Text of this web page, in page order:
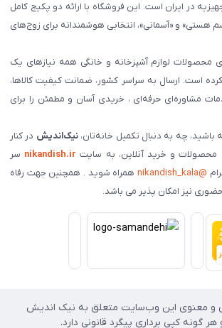
در ایران است. این فروشگاه با ارائه دو پکیج کامل
هستی» و «آسمانی»، انتخابی هوشمندانه برای زوج‌های
محصولات لوازم آشپزخانه و خانگی همه نیازهای یک
است. ارسال به سراسر کشور، ضمانت کیفیت کالاها،
مشاوره‌ای حرفه‌ای ، خریدی آسان و مطمئن را برای
چه به دنبال تکمیل خانه‌تان،نیک‌اندیش در کنار
و خرید آنلاین، به سایت nikandish.ir سر
@nikandish_kala
همراه شوید . همچنین جهت رفاه
نیز امکان پذیر می باشد.
و معنوی این وب‌سایت متعلق به نیک اندیش
گونه کپی برداری پیگرد قانونی دارد.